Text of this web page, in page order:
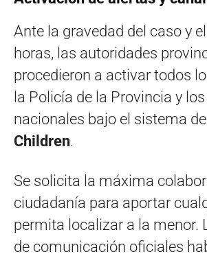
Ante la gravedad del caso y
horas, las autoridades
procedieron a activar todos
la Policía de la Provincia y
nacionales bajo el sistema de
Children.
Se solicita la máxima
ciudadanía para aportar
permita localizar a la menor.
de comunicación oficiales